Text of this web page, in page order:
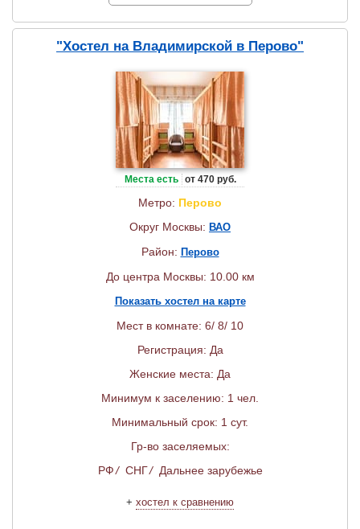
"Хостел на Владимирской в Перово"
Места есть от 470 руб.
Метро: Перово
Округ Москвы: ВАО
Район: Перово
До центра Москвы: 10.00 км
Показать хостел на карте
Мест в комнате: 6/ 8/ 10
Регистрация: Да
Женские места: Да
Минимум к заселению: 1 чел.
Минимальный срок: 1 сут.
Гр-во заселяемых:
РФ/ СНГ/ Дальнее зарубежье
+ хостел к сравнению